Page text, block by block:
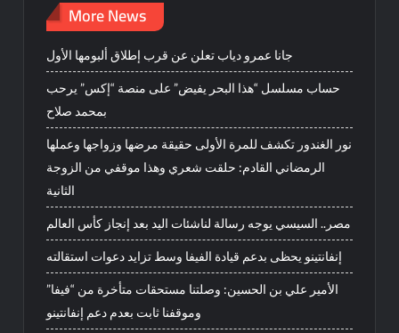
More News
جانا عمرو دياب تعلن عن قرب إطلاق ألبومها الأول
حساب مسلسل “هذا البحر يفيض” على منصة “إكس” يرحب
بمحمد صلاح
نور الغندور تكشف للمرة الأولى حقيقة مرضها وزواجها وعملها
الرمضاني القادم: حلقت شعري وهذا موقفي من الزوجة
الثانية
مصر.. السيسي يوجه رسالة لناشئات اليد بعد إنجاز كأس العالم
إنفانتينو يحظى بدعم قيادة الفيفا وسط تزايد دعوات استقالته
الأمير علي بن الحسين: وصلتنا مستحقات متأخرة من “فيفا”
وموقفنا ثابت بعدم دعم إنفانتينو